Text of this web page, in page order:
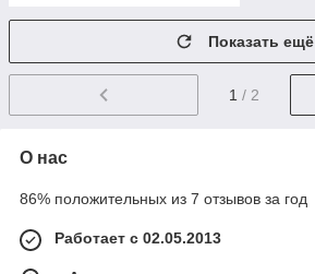
Показать ещё
1 / 2
О нас
86% положительных из 7 отзывов за год
Работает с 02.05.2013